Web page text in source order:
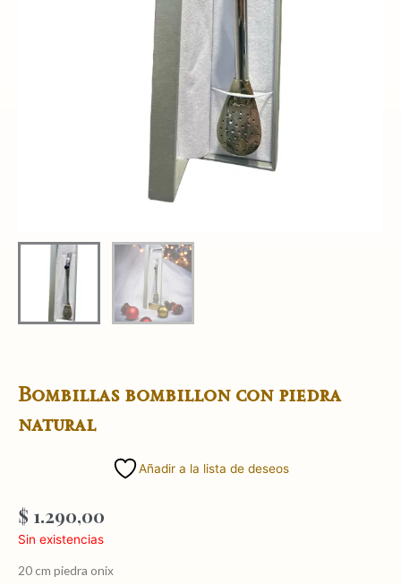
Bombillas bombillon con piedra
natural
Añadir a la lista de deseos
$ 1.290,00
Sin existencias
20 cm piedra onix